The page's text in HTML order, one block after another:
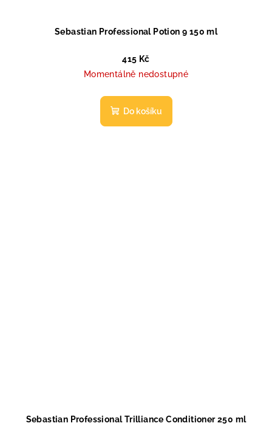
Sebastian Professional Potion 9 150 ml
415 Kč
Momentálně nedostupné
Do košíku
Sebastian Professional Trilliance Conditioner 250 ml